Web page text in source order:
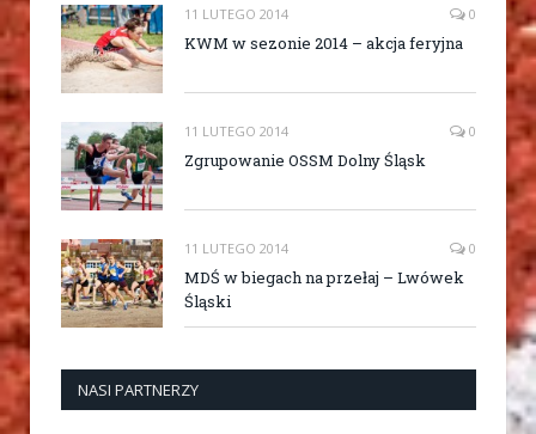
11 LUTEGO 2014 0
KWM w sezonie 2014 – akcja feryjna
11 LUTEGO 2014 0
Zgrupowanie OSSM Dolny Śląsk
11 LUTEGO 2014 0
MDŚ w biegach na przełaj – Lwówek
Śląski
NASI PARTNERZY